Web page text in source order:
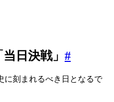
日決戦」 #
に刻まれるべき日となるで